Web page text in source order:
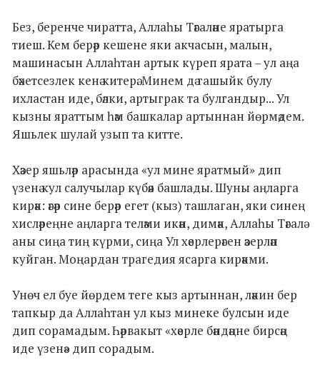
Без, беренче чиратта, Аллаһы Тәгаләне яратырга
тиеш. Кем берәр кешене яки акчасын, малын,
машинасын Аллаһтан артык күреп ярата – ул аңа
бәхетсезлек кенә китерә. Минем дә гашыйк булу
ихластан иде, бәлки, артыграк та булгандыр... Ул
кызны яраттым һәм башкалар артыннан йөрмәдем.
Яшьлек шулай узып та китте.
Хәзер яшьләр арасында «ул мине яратмый» дип
үзенә кул салучылар күбәя башлады. Шуны аңларга
кирәк: әгәр сине берәр егет (кыз) ташлаган, яки синең
хисләреңне аңларга теләми икән, димәк, Аллаһы Тәгалә
аны сиңа тиң күрми, сиңа Ул хәерлерәген әзерләп
куйган. Моңардан трагедия ясарга кирәкми.
Унөч ел буе йөрдем теге кыз артыннан, ләкин бер
тапкыр да Аллаһтан ул кыз минеке булсын иде
дип сорамадым. Һәрвакыт «хәерле бәндәңне бирсәң
иде үзенә» дип сорадым.